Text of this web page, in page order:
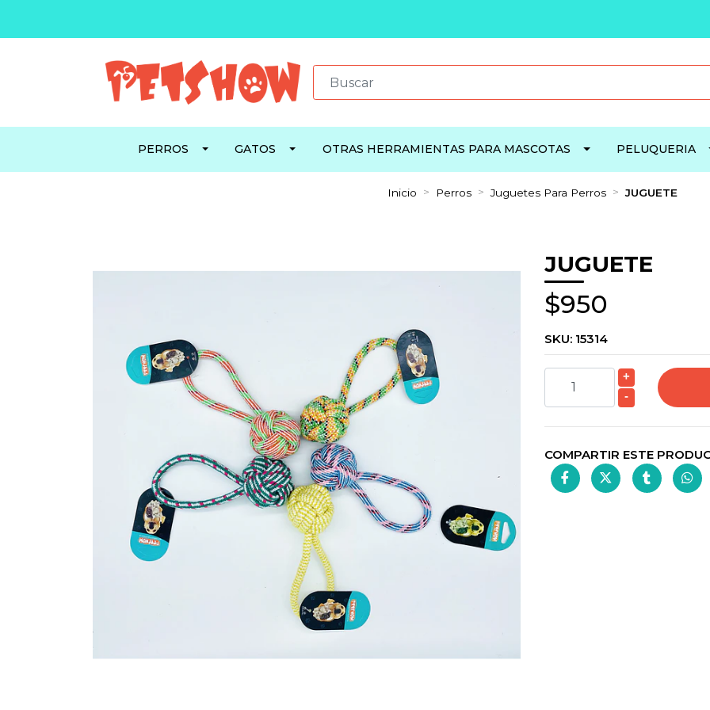
PERROS GATOS OTRAS HERRAMIENTAS PARA MASCOTAS PELUQUERIA
Inicio Perros Juguetes Para Perros JUGUETE
JUGUETE
$950
SKU: 15314
+
-
COMPARTIR ESTE